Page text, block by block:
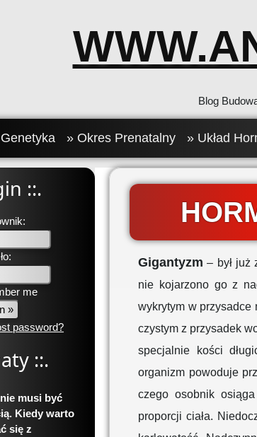
Blog
» Okres Prenatalny » Układ
::.
me
password?
::.
musi być
Kiedy warto
się z
Gigantyzm – był już
nie kojarzono go z
wykrytym w przysadce
czystym z przysadek
specjalnie kości
organizm powoduje
czego osobnik
proporcji ciała.